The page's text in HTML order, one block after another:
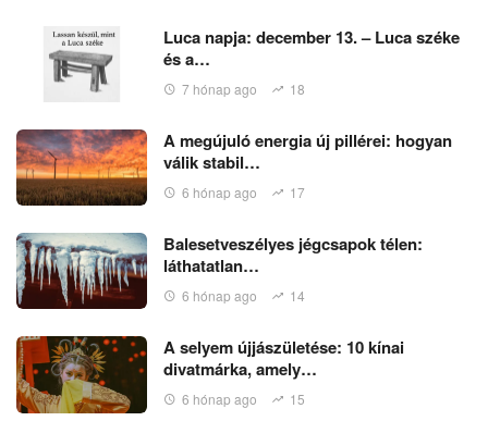
Luca napja: december 13. – Luca széke
és a…
7 hónap ago 18
A megújuló energia új pillérei: hogyan
válik stabil…
6 hónap ago 17
Balesetveszélyes jégcsapok télen:
láthatatlan…
6 hónap ago 14
A selyem újjászületése: 10 kínai
divatmárka, amely…
6 hónap ago 15